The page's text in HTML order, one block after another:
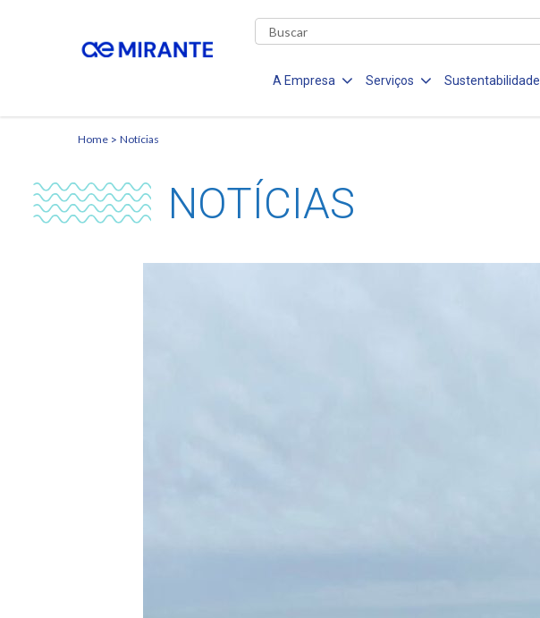
A Empresa Serviços Sustentabilidade
Home Notícias
NOTÍCIAS